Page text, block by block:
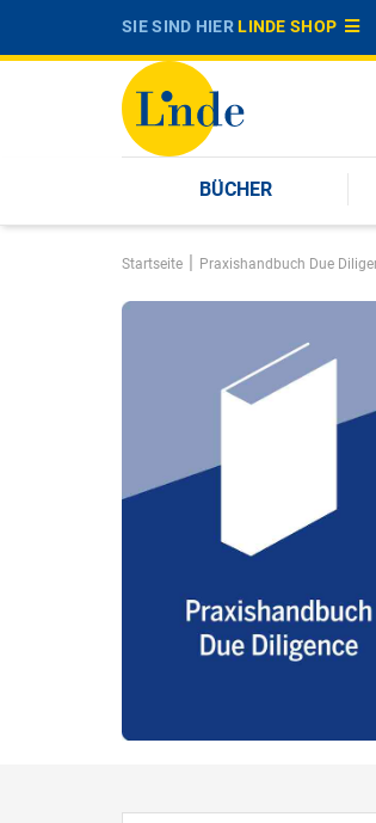
SIE SIND HIERLINDE SHOP
BÜCHER
Startseite | Praxishandbuch Due